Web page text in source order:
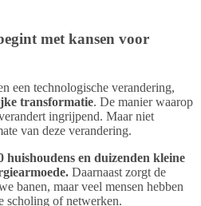
met kansen voor
een technologische verandering,
transformatie. De manier waarop
ingrijpend. Maar niet
van deze verandering.
huishoudens en duizenden kleine
Daarnaast zorgt de
banen, maar veel mensen hebben
scholing of netwerken.